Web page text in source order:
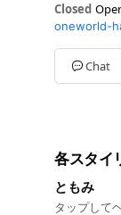
Closed
Sun09:00 -
MonClosed
Tue09:00 -
Wed09:00 -
【定休日】
oneworld-
Chat
各スタイ
ともみ
タップして